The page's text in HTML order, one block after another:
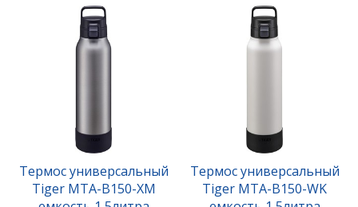
тщательная полировка внутренней поверхности,
благодаря которой снижается вероятность
образования отложений и неприятного запаха
Инновационные разборные пробки, с одной
стороны создают тщательное уплотнение между
крышкой и корпусом термоса, которое не протечет
даже если вы опустите термос в воду, а с другой -
металлический термос очень легко разбирается и
Термос универсальный
Tiger MTA-B150-XM
Термос универсальный
Tiger MTA-B150-WK